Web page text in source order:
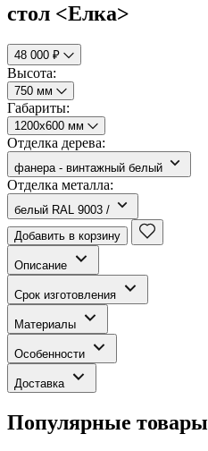
cтол <Елка>
48 000 ₽
Высота:
750 мм
Габариты:
1200х600 мм
Отделка дерева:
фанера - винтажный белый
Отделка металла:
белый RAL 9003 /
Добавить в корзину
Описание
Срок изготовления
Материалы
Особенности
Доставка
Популярные товары